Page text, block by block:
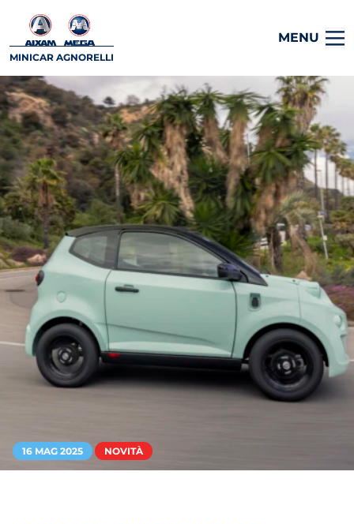
MINICAR AGNORELLI
MENU
16 MAG 2025 NOVITÀ